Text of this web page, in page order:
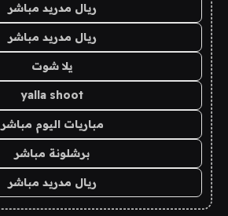
ريال مدريد مباشر
ريال مدريد مباشر
يلا شوت
yalla shoot
مباريات اليوم مباشر
برشلونة مباشر
ريال مدريد مباشر